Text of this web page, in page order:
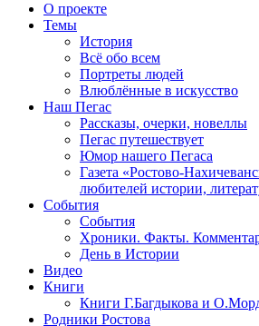
О проекте
Темы
История
Всё обо всем
Портреты людей
Влюблённые в искусство
Наш Пегас
Рассказы, очерки, новеллы
Пегас путешествует
Юмор нашего Пегаса
Газета «Ростово-
любителей истории,
События
События
Хроники. Факты.
День в Истории
Видео
Книги
Книги Г.Багдыкова и
Родники Ростова